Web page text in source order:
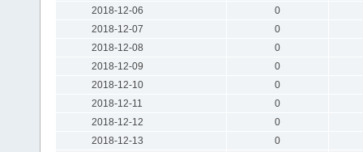
2018-12-06
0
2018-12-07
0
2018-12-08
0
2018-12-09
0
2018-12-10
0
2018-12-11
0
2018-12-12
0
2018-12-13
0